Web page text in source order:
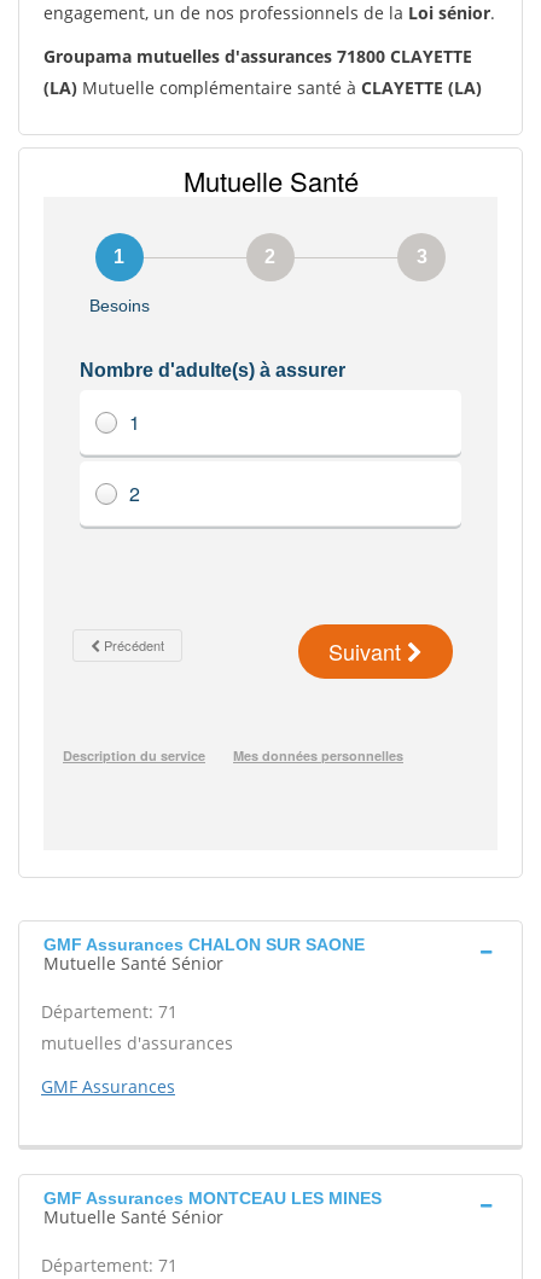
engagement, un de nos professionnels de la Loi sénior.
Groupama mutuelles d'assurances 71800 CLAYETTE
(LA) Mutuelle complémentaire santé à CLAYETTE (LA)
GMF Assurances CHALON SUR SAONE
Mutuelle Santé Sénior
Département: 71
mutuelles d'assurances
GMF Assurances
GMF Assurances MONTCEAU LES MINES
Mutuelle Santé Sénior
Département: 71